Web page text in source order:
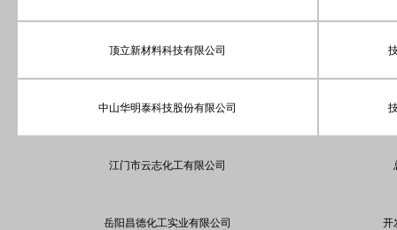
顶立新材料科技有限公司
中山华明泰科技股份有限公司
江门市云志化工有限公司
岳阳昌德化工实业有限公司 开